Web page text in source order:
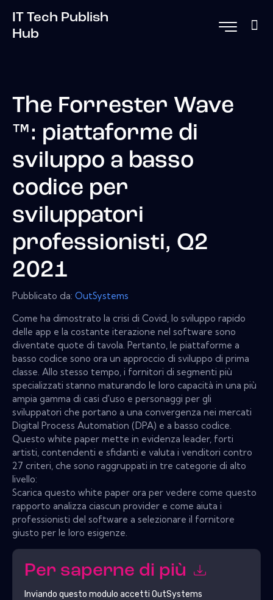
IT Tech Publish
Hub
The Forrester Wave
™: piattaforme di
sviluppo a basso
codice per
sviluppatori
professionisti, Q2
2021
Pubblicato da: OutSystems
Come ha dimostrato la crisi di Covid, lo sviluppo rapido
delle app e la costante iterazione nel software sono
diventate quote di tavola. Pertanto, le piattaforme a
basso codice sono ora un approccio di sviluppo di prima
classe. Allo stesso tempo, i fornitori di segmenti più
specializzati stanno maturando le loro capacità in una più
ampia gamma di casi d'uso e personaggi per gli
sviluppatori che portano a una convergenza nei mercati
Digital Process Automation (DPA) e a basso codice.
Questo white paper mette in evidenza leader, forti
artisti, contendenti e sfidanti e valuta i venditori contro
27 criteri, che sono raggruppati in tre categorie di alto
livello:
Scarica questo white paper ora per vedere come questo
rapporto analizza ciascun provider e come aiuta i
professionisti del software a selezionare il fornitore
giusto per le loro esigenze.
Per saperne di più
Inviando questo modulo accetti OutSystems